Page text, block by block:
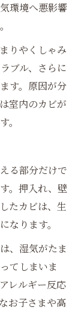
環境へ悪影響
りやくしゃみ
ブル、さらに
す。原因が分
室内のカビが
。
る部分だけで
。押入れ、壁
たカビは、生
なります。
、湿気がたま
てしまいま
レルギー反応
お子さまや高